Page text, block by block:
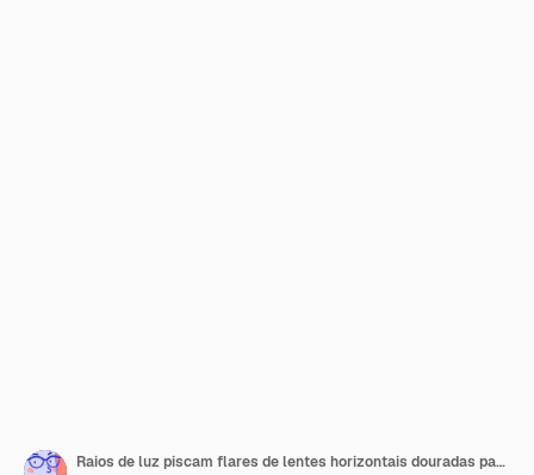
Raios de luz piscam flares de lentes horizontais douradas pacote feixes de laser brilham linha amarela belo reflexo